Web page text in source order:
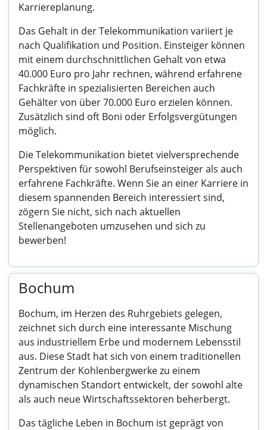
Karriereplanung.
Das Gehalt in der Telekommunikation variiert je
nach Qualifikation und Position. Einsteiger können
mit einem durchschnittlichen Gehalt von etwa
40.000 Euro pro Jahr rechnen, während erfahrene
Fachkräfte in spezialisierten Bereichen auch
Gehälter von über 70.000 Euro erzielen können.
Zusätzlich sind oft Boni oder Erfolgsvergütungen
möglich.
Die Telekommunikation bietet vielversprechende
Perspektiven für sowohl Berufseinsteiger als auch
erfahrene Fachkräfte. Wenn Sie an einer Karriere in
diesem spannenden Bereich interessiert sind,
zögern Sie nicht, sich nach aktuellen
Stellenangeboten umzusehen und sich zu
bewerben!
Bochum
Bochum, im Herzen des Ruhrgebiets gelegen,
zeichnet sich durch eine interessante Mischung
aus industriellem Erbe und modernem Lebensstil
aus. Diese Stadt hat sich von einem traditionellen
Zentrum der Kohlenbergwerke zu einem
dynamischen Standort entwickelt, der sowohl alte
als auch neue Wirtschaftssektoren beherbergt.
Das tägliche Leben in Bochum ist geprägt von